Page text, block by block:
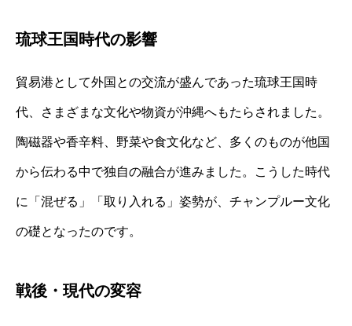
琉球王国時代の影響
貿易港として外国との交流が盛んであった琉球王国時
代、さまざまな文化や物資が沖縄へもたらされました。
陶磁器や香辛料、野菜や食文化など、多くのものが他国
から伝わる中で独自の融合が進みました。こうした時代
に「混ぜる」「取り入れる」姿勢が、チャンプルー文化
の礎となったのです。
戦後・現代の変容